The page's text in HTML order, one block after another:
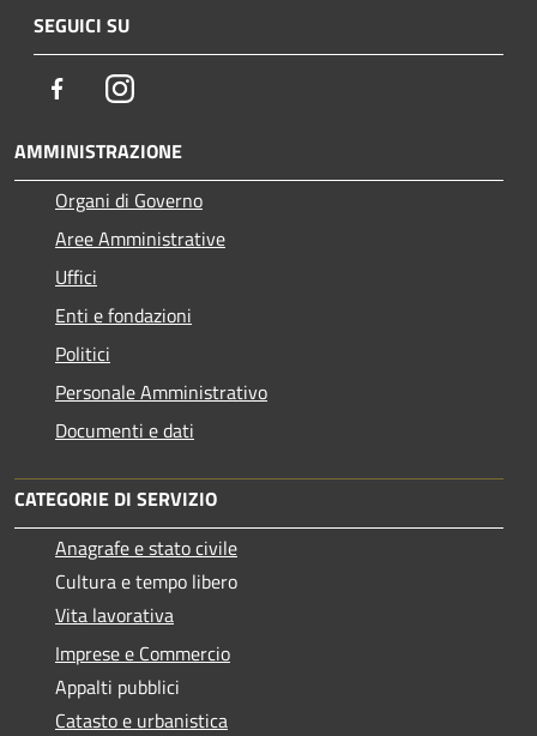
SEGUICI SU
FacebookInstagram
AMMINISTRAZIONE
Organi di Governo
Aree Amministrative
Uffici
Enti e fondazioni
Politici
Personale Amministrativo
Documenti e dati
CATEGORIE DI SERVIZIO
Anagrafe e stato civile
Cultura e tempo libero
Vita lavorativa
Imprese e Commercio
Appalti pubblici
Catasto e urbanistica